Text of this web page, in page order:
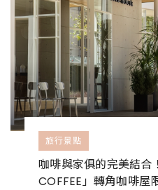
旅行景點
咖啡與家俱的完美結合
COFFEE」轉角咖啡屋